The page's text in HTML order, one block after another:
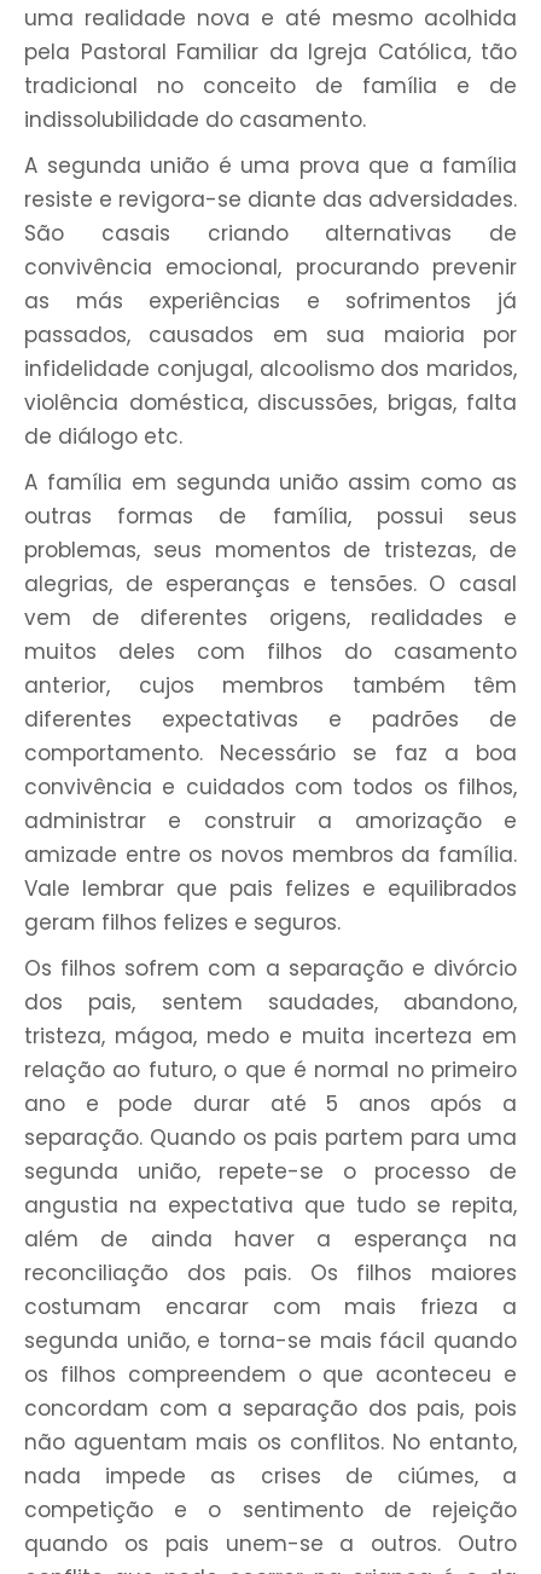
uma realidade nova e até mesmo acolhida
pela Pastoral Familiar da Igreja Católica, tão
tradicional no conceito de família e de
indissolubilidade do casamento.
A segunda união é uma prova que a família
resiste e revigora-se diante das adversidades.
São casais criando alternativas de
convivência emocional, procurando prevenir
as más experiências e sofrimentos já
passados, causados em sua maioria por
infidelidade conjugal, alcoolismo dos maridos,
violência doméstica, discussões, brigas, falta
de diálogo etc.
A família em segunda união assim como as
outras formas de família, possui seus
problemas, seus momentos de tristezas, de
alegrias, de esperanças e tensões. O casal
vem de diferentes origens, realidades e
muitos deles com filhos do casamento
anterior, cujos membros também têm
diferentes expectativas e padrões de
comportamento. Necessário se faz a boa
convivência e cuidados com todos os filhos,
administrar e construir a amorização e
amizade entre os novos membros da família.
Vale lembrar que pais felizes e equilibrados
geram filhos felizes e seguros.
Os filhos sofrem com a separação e divórcio
dos pais, sentem saudades, abandono,
tristeza, mágoa, medo e muita incerteza em
relação ao futuro, o que é normal no primeiro
ano e pode durar até 5 anos após a
separação. Quando os pais partem para uma
segunda união, repete-se o processo de
angustia na expectativa que tudo se repita,
além de ainda haver a esperança na
reconciliação dos pais. Os filhos maiores
costumam encarar com mais frieza a
segunda união, e torna-se mais fácil quando
os filhos compreendem o que aconteceu e
concordam com a separação dos pais, pois
não aguentam mais os conflitos. No entanto,
nada impede as crises de ciúmes, a
competição e o sentimento de rejeição
quando os pais unem-se a outros. Outro